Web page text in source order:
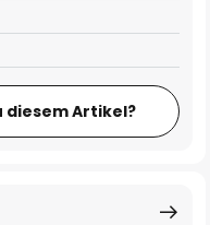
diesem Artikel?